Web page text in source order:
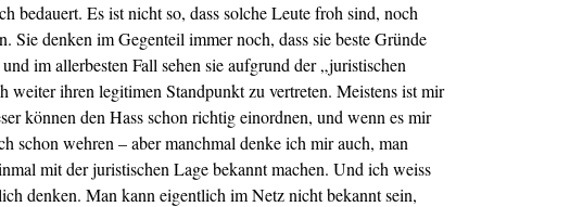
bedauert. Es ist nicht so, dass solche Leute froh sind, noch
Sie denken im Gegenteil immer noch, dass sie beste Gründe
im allerbesten Fall sehen sie aufgrund der „juristischen
weiter ihren legitimen Standpunkt zu vertreten. Meistens ist mir
können den Hass schon richtig einordnen, und wenn es mir
schon wehren – aber manchmal denke ich mir auch, man
mit der juristischen Lage bekannt machen. Und ich weiss
denken. Man kann eigentlich im Netz nicht bekannt sein,